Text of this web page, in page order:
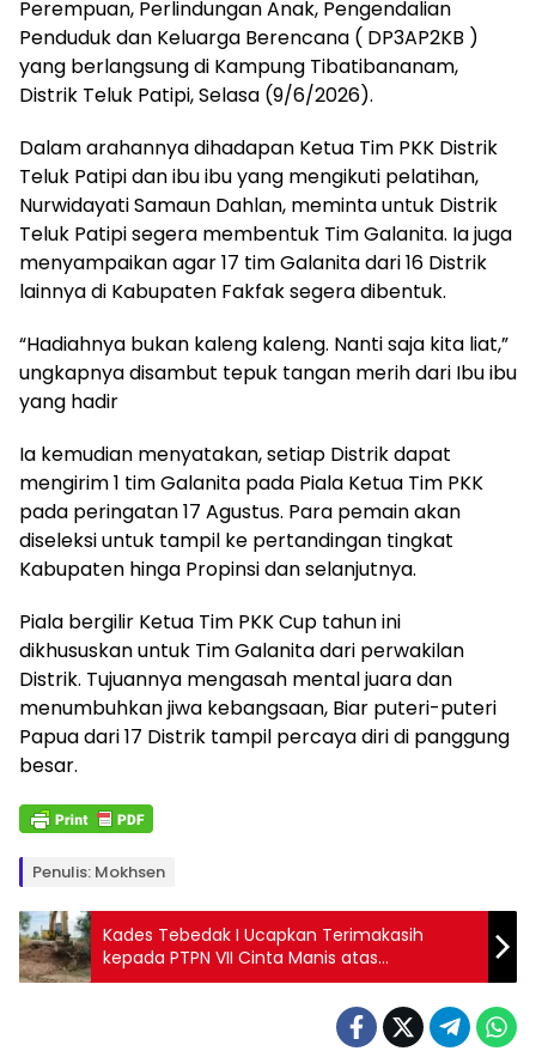
Perempuan, Perlindungan Anak, Pengendalian
Penduduk dan Keluarga Berencana ( DP3AP2KB )
yang berlangsung di Kampung Tibatibananam,
Distrik Teluk Patipi, Selasa (9/6/2026).
Dalam arahannya dihadapan Ketua Tim PKK Distrik
Teluk Patipi dan ibu ibu yang mengikuti pelatihan,
Nurwidayati Samaun Dahlan, meminta untuk Distrik
Teluk Patipi segera membentuk Tim Galanita. Ia juga
menyampaikan agar 17 tim Galanita dari 16 Distrik
lainnya di Kabupaten Fakfak segera dibentuk.
“Hadiahnya bukan kaleng kaleng. Nanti saja kita liat,”
ungkapnya disambut tepuk tangan merih dari Ibu ibu
yang hadir
Ia kemudian menyatakan, setiap Distrik dapat
mengirim 1 tim Galanita pada Piala Ketua Tim PKK
pada peringatan 17 Agustus. Para pemain akan
diseleksi untuk tampil ke pertandingan tingkat
Kabupaten hinga Propinsi dan selanjutnya.
Piala bergilir Ketua Tim PKK Cup tahun ini
dikhususkan untuk Tim Galanita dari perwakilan
Distrik. Tujuannya mengasah mental juara dan
menumbuhkan jiwa kebangsaan, Biar puteri-puteri
Papua dari 17 Distrik tampil percaya diri di panggung
besar.
Penulis: Mokhsen
Kades Tebedak I Ucapkan Terimakasih
kepada PTPN VII Cinta Manis atas
Penggarapan Lahan Desa